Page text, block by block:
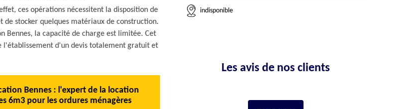
ces opérations nécessitent la disposition de
stocker quelques matériaux de construction.
Bennes, la capacité de charge est limitée. Cet
l'établissement d'un devis totalement gratuit et
Bennes : l'expert de la location
6m3 pour les ordures ménagères
indisponible
Les avis de nos clients